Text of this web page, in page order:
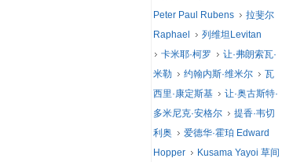
Peter Paul Rubens
拉斐尔
Raphael
列维坦Levitan
卡米耶·柯罗
让·弗朗索瓦·
米勒
约翰内斯·维米尔
瓦
西里·康定斯基
让·奥古斯特·
多米尼克·安格尔
提香·韦切
利奥
爱德华·霍珀 Edward
Hopper
Kusama Yayoi 草间